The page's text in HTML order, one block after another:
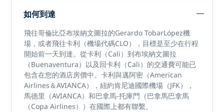
如何到達
飛往哥倫比亞布埃納文圖拉的Gerardo TobarLópez機
場，或者飛往卡利（機場代碼CLO），目標是至少在行程
開始前一天到達。從卡利（Cali）到布埃納文圖拉
（Buenaventura）以及回卡利（Cali）的交通費可能已
包含在您的酒店房價中。卡利與邁阿密（American
Airlines＆AVIANCA），紐約肯尼迪國際機場（JFK），
馬德里（AVIANCA）和巴拿馬-托庫門（巴拿馬巴拿馬
（Copa Airlines））在國際上都有聯繫。